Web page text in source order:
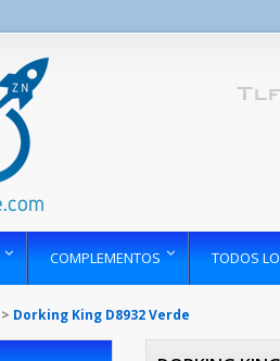
COMPLEMENTOS TODOS
> Dorking King D8932 Verde